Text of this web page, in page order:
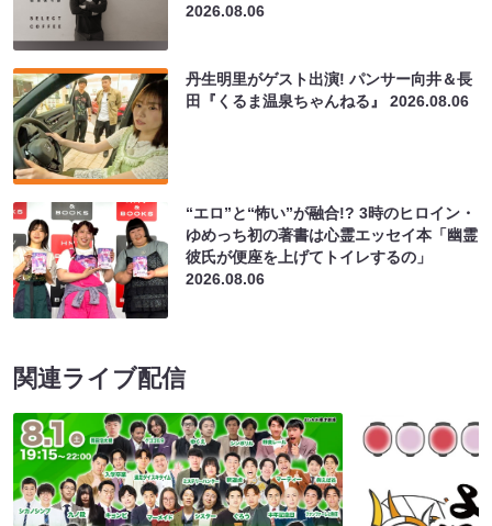
2026.08.06
丹生明里がゲスト出演! パンサー向井＆長
田『くるま温泉ちゃんねる』2026.08.06
“エロ”と“怖い”が融合!? 3時のヒロイン・
ゆめっち初の著書は心霊エッセイ本「幽霊
彼氏が便座を上げてトイレするの」
2026.08.06
関連ライブ配信